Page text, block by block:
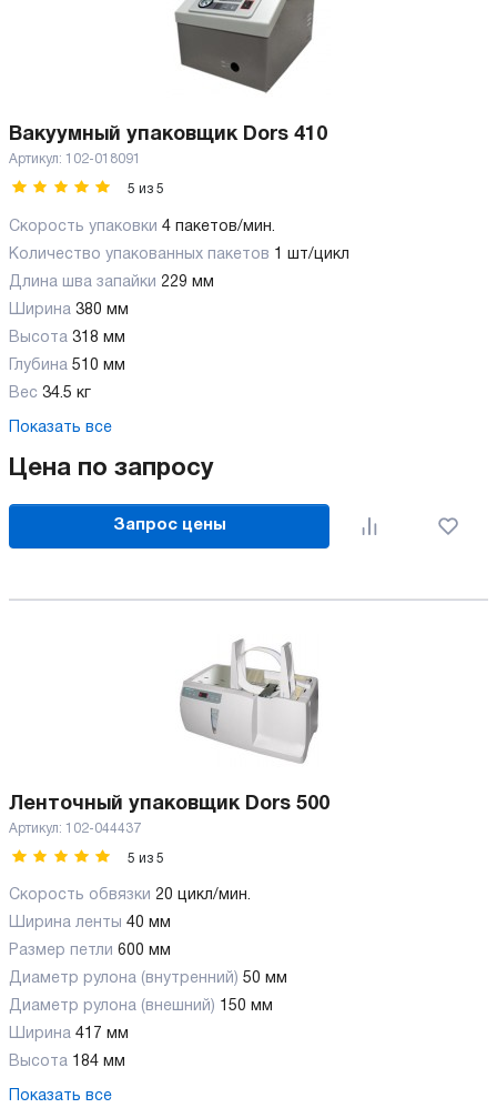
Вакуумный упаковщик Dors 410
Артикул: 102-018091
5 из 5
Скорость упаковки 4 пакетов/мин.
Количество упакованных пакетов 1 шт/цикл
Длина шва запайки 229 мм
Ширина 380 мм
Высота 318 мм
Глубина 510 мм
Вес 34.5 кг
Показать все
Цена по запросу
Запрос цены
Ленточный упаковщик Dors 500
Артикул: 102-044437
5 из 5
Скорость обвязки 20 цикл/мин.
Ширина ленты 40 мм
Размер петли 600 мм
Диаметр рулона (внутренний) 50 мм
Диаметр рулона (внешний) 150 мм
Ширина 417 мм
Высота 184 мм
Показать все